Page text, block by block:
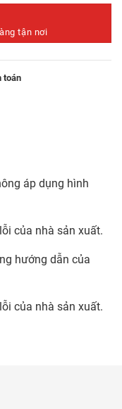
tận nơi
toán
áp dụng hình
của nhà sản xuất.
hướng dẫn của
của nhà sản xuất.